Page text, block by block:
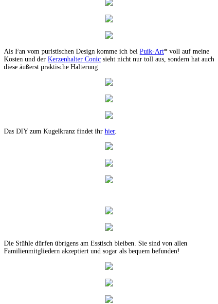
Als Fan vom puristischen Design komme ich bei Puik-Art* voll auf meine
Kosten und der Kerzenhalter Conic sieht nicht nur toll aus, sondern hat auch
diese äußerst praktische Halterung
Das DIY zum Kugelkranz findet ihr hier.
Die Stühle dürfen übrigens am Esstisch bleiben. Sie sind von allen
Familienmitgliedern akzeptiert und sogar als bequem befunden!